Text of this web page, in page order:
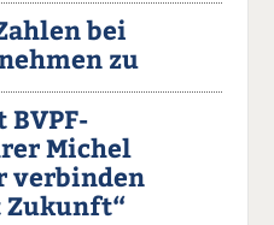
bei
zu
Michel
verbinden